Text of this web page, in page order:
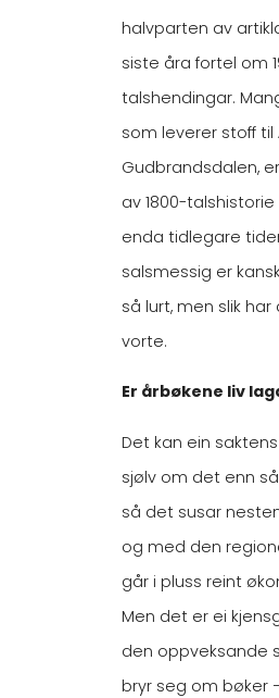
halvparten av
siste åra fortel om
talshendingar.
som leverer stoff til
Gudbrandsdalen,
av 1800-talshistorie
enda tidlegare
salsmessig er
så lurt, men slik har
vorte.
Er årbøkene liv
Det kan ein
sjølv om det enn
så det susar
og med den
går i pluss reint
Men det er ei
den oppveksande
bryr seg om bøker